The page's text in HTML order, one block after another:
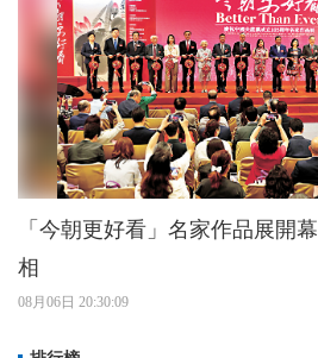
「今朝更好看」名家作品展開幕 齊白石十幅珍品亮
相
08月06日 20:30:09